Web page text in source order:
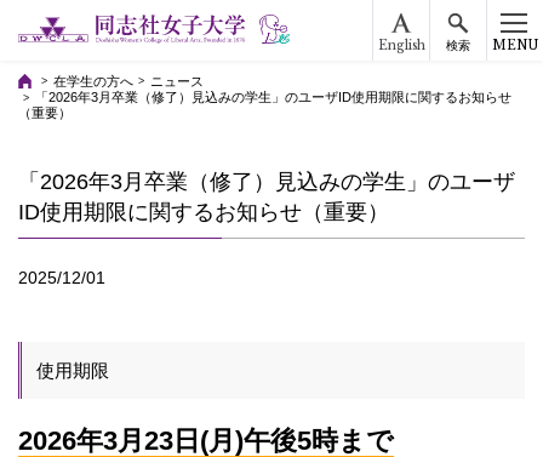
English 検索 MENU
在学生の方へ
ニュース
「2026年3月卒業（修了）見込みの学生」のユーザID使用期限に関するお知らせ
（重要）
「2026年3月卒業（修了）見込みの学生」のユーザ
ID使用期限に関するお知らせ（重要）
2025/12/01
使用期限
2026年3月23日(月)午後5時まで